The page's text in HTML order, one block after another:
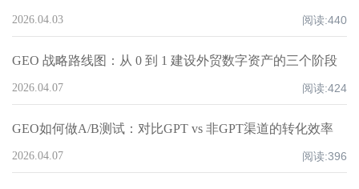
2026.04.03 阅读:440
GEO 战略路线图：从 0 到 1 建设外贸数字资产的三个阶段
2026.04.07 阅读:424
GEO如何做A/B测试：对比GPT vs 非GPT渠道的转化效率
2026.04.07 阅读:396